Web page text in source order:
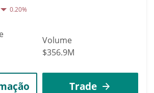
0.20%
Volume
$356.9M
Trade